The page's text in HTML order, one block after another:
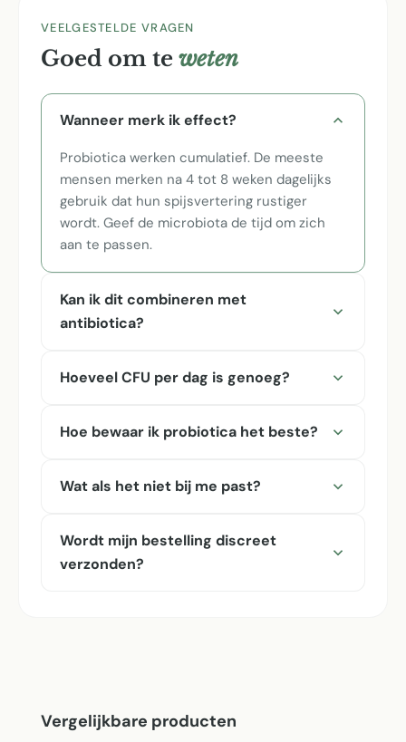
VEELGESTELDE VRAGEN
Goed om te weten
Wanneer merk ik effect?
Probiotica werken cumulatief. De meeste
mensen merken na 4 tot 8 weken dagelijks
gebruik dat hun spijsvertering rustiger
wordt. Geef de microbiota de tijd om zich
aan te passen.
Kan ik dit combineren met
antibiotica?
Hoeveel CFU per dag is genoeg?
Hoe bewaar ik probiotica het beste?
Wat als het niet bij me past?
Wordt mijn bestelling discreet
verzonden?
Productgalerij overslaan
Vergelijkbare producten